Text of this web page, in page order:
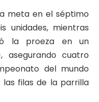
meta en el séptimo
unidades, mientras
la proeza en un
asegurando cuatro
del mundo
filas de la parrilla